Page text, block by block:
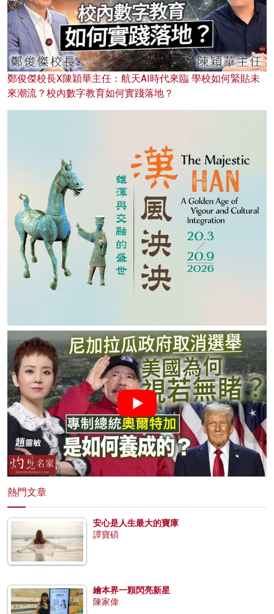
鄭俊傑校長X陳穎華主任：航天AI時代來臨 學校如何緊貼未
來潮流？校內數字教育如何實踐落地？
熱門文章
安心是人生最大的寶庫
譚寶碩
繪本界一顆閃亮新星
陳家偉